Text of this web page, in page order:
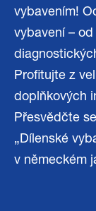
vybavením!
vybavení –
Profitujte z
doplňkových
Přesvědčte
„Dílenské
v německém